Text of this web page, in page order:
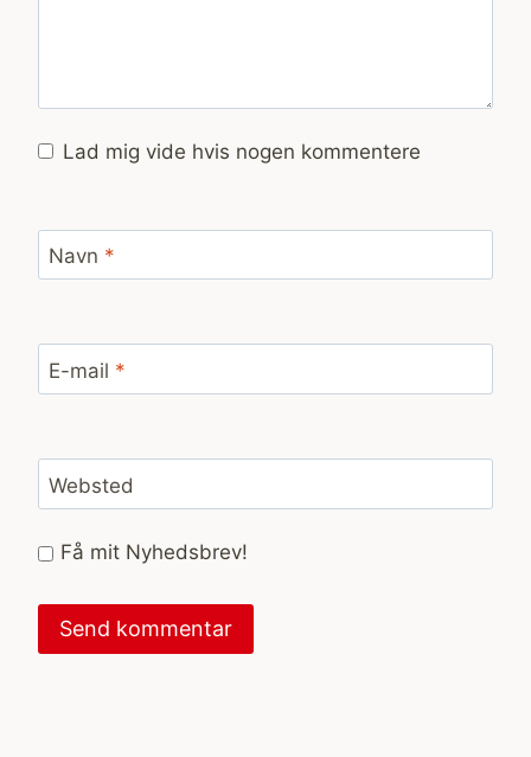
Lad mig vide hvis nogen kommentere
Navn *
E-mail *
Websted
Få mit Nyhedsbrev!